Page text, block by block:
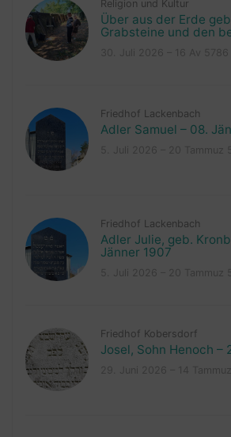
Religion und Kultur
Über aus der Erde
Grabsteine und den
Friedhof Lackenbach
Adler Samuel – 08.
Friedhof Lackenbach
Adler Julie, geb.
Jänner 1907
Friedhof Kobersdorf
Josel, Sohn Henoch –